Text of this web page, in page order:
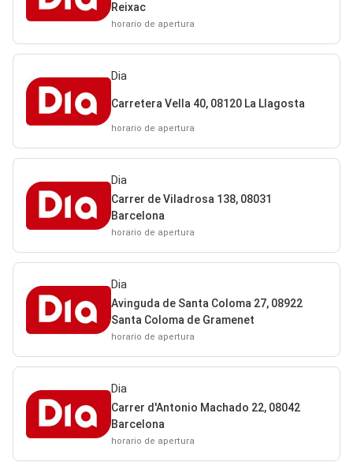
Reixac
horario de apertura
Dia
Carretera Vella 40, 08120 La Llagosta
horario de apertura
Dia
Carrer de Viladrosa 138, 08031
Barcelona
horario de apertura
Dia
Avinguda de Santa Coloma 27, 08922
Santa Coloma de Gramenet
horario de apertura
Dia
Carrer d'Antonio Machado 22, 08042
Barcelona
horario de apertura